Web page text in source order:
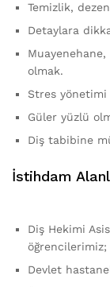
Temizlik,
Detaylara
olmak.
Stres yönetimi
Güler yüzlü
Diş tabibine
İstihdam
Diş Hekimi
öğrencilerimiz;
Devlet